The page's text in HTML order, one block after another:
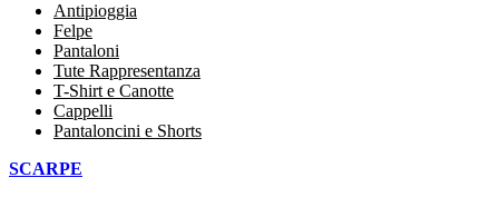
Antipioggia
Felpe
Pantaloni
Tute Rappresentanza
T-Shirt e Canotte
Cappelli
Pantaloncini e Shorts
SCARPE